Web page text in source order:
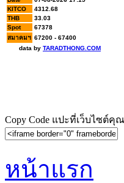
Copy Code แปะที่เว็บไซต์คุณ
หน้าแรก